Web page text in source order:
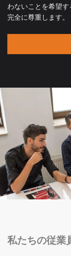
わないことを希望
完全に尊重します。
私たちの従業